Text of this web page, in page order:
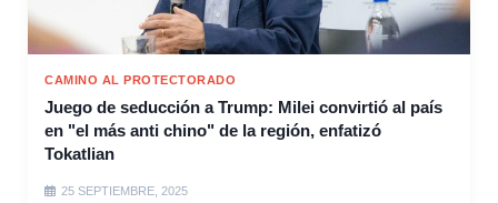
CAMINO AL PROTECTORADO
Juego de seducción a Trump: Milei convirtió al país
en "el más anti chino" de la región, enfatizó
Tokatlian
25 SEPTIEMBRE, 2025